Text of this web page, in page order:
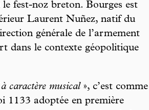
fest-noz breton. Bourges est
Laurent Nuñez, natif du
générale de l’armement
dans le contexte géopolitique
caractère musical », c’est comme
1133 adoptée en première